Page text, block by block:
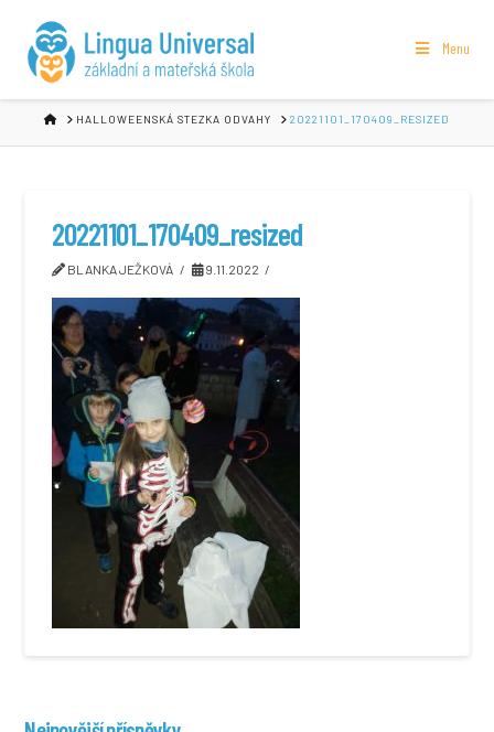
Menu
HOMEHALLOWEENSKÁ STEZKA ODVAHY 20221101_170409_RESIZED
20221101_170409_resized
BLANKA JEŽKOVÁ 9.11.2022